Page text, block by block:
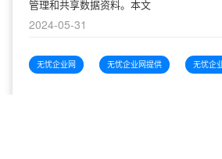
管理和共享数据资料。本文
2024-05-31
无忧企业网 无忧企业网提供 无忧企